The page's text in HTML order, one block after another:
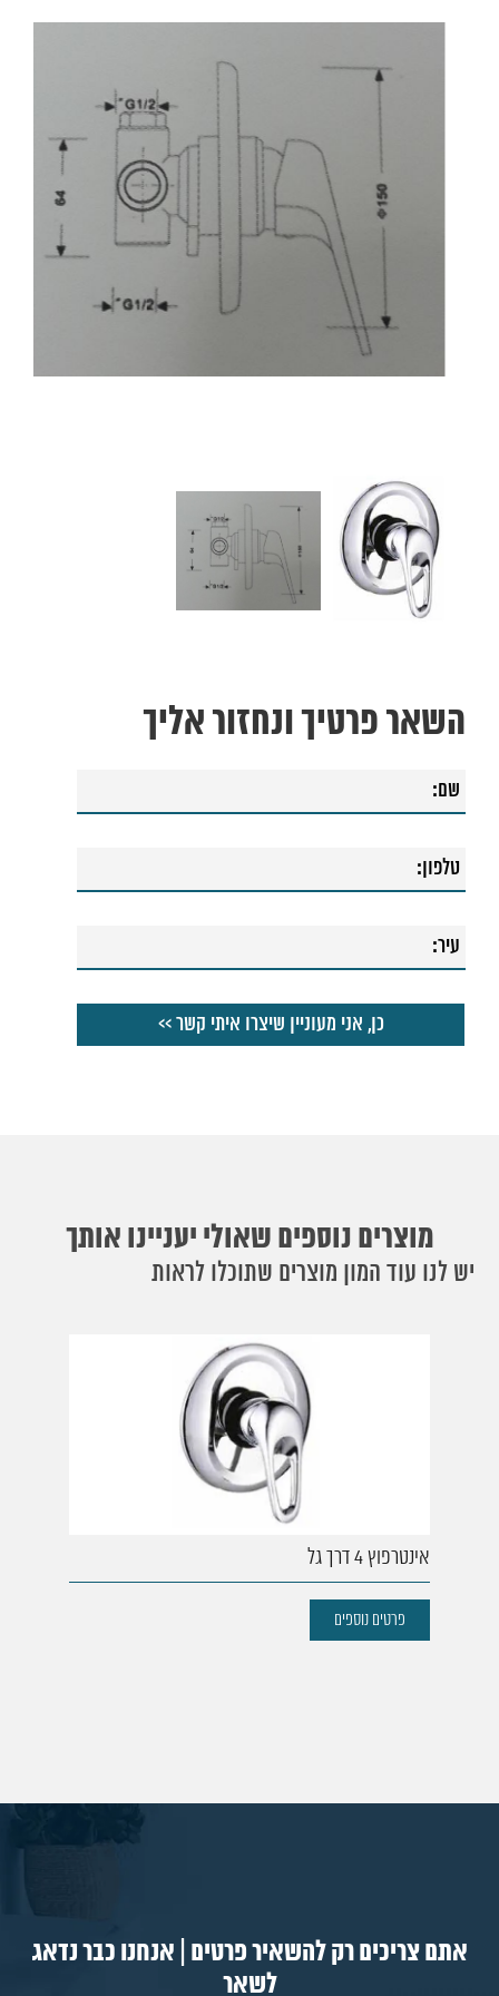
השאר פרטיך ונחזור אליך
מוצרים נוספים שאולי יעניינו אותך
יש לנו עוד המון מוצרים שתוכלו לראות
אינטרפוץ 4 דרך גל
פרטים נוספים
אתם צריכים רק להשאיר פרטים | אנחנו כבר נדאג
לשאר